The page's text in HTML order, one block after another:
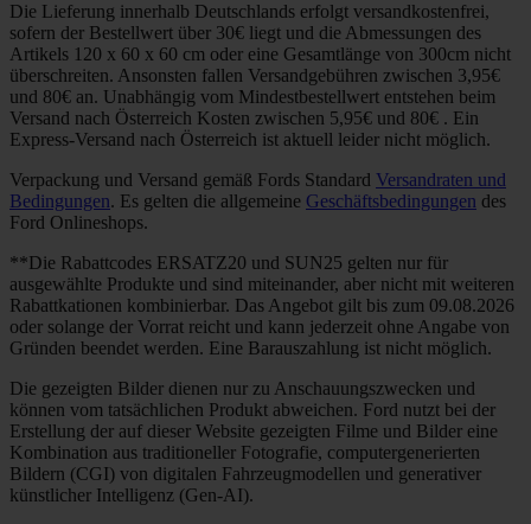
Die Lieferung innerhalb Deutschlands erfolgt versandkostenfrei,
sofern der Bestellwert über 30€ liegt und die Abmessungen des
Artikels 120 x 60 x 60 cm oder eine Gesamtlänge von 300cm nicht
überschreiten. Ansonsten fallen Versandgebühren zwischen 3,95€
und 80€ an. Unabhängig vom Mindestbestellwert entstehen beim
Versand nach Österreich Kosten zwischen 5,95€ und 80€ . Ein
Express-Versand nach Österreich ist aktuell leider nicht möglich.
Verpackung und Versand gemäß Fords Standard Versandraten und
Bedingungen. Es gelten die allgemeine Geschäftsbedingungen des
Ford Onlineshops.
**Die Rabattcodes ERSATZ20 und SUN25 gelten nur für
ausgewählte Produkte und sind miteinander, aber nicht mit weiteren
Rabattkationen kombinierbar. Das Angebot gilt bis zum 09.08.2026
oder solange der Vorrat reicht und kann jederzeit ohne Angabe von
Gründen beendet werden. Eine Barauszahlung ist nicht möglich.
Die gezeigten Bilder dienen nur zu Anschauungszwecken und
können vom tatsächlichen Produkt abweichen. Ford nutzt bei der
Erstellung der auf dieser Website gezeigten Filme und Bilder eine
Kombination aus traditioneller Fotografie, computergenerierten
Bildern (CGI) von digitalen Fahrzeugmodellen und generativer
künstlicher Intelligenz (Gen-AI).